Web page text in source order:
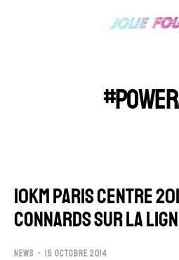
10KM PARIS CENTRE
CONNARDS SUR LA
NEWS 15 OCTOBRE 2014